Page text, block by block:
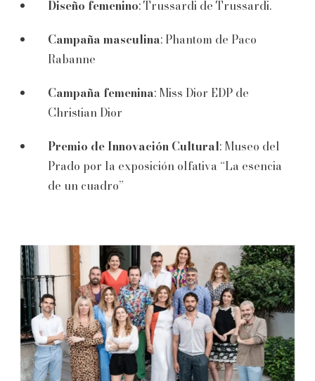
Diseño femenino: Trussardi de Trussardi.
Campaña masculina: Phantom de Paco
Rabanne
Campaña femenina: Miss Dior EDP de
Christian Dior
Premio de Innovación Cultural: Museo del
Prado por la exposición olfativa “La esencia
de un cuadro”